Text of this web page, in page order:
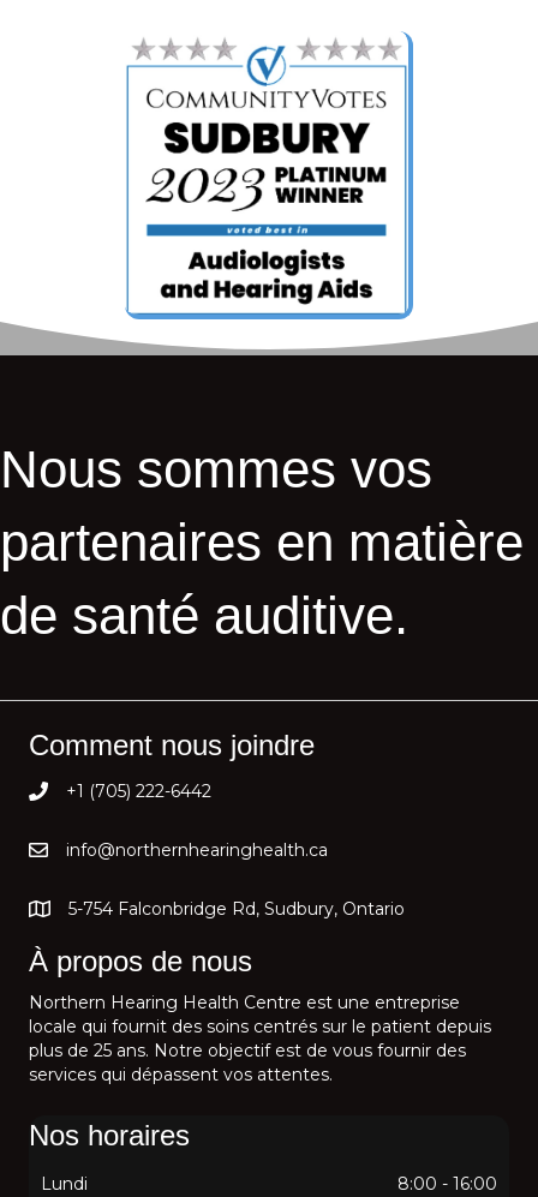
Nous sommes vos
partenaires en matière
de santé auditive.
Comment nous joindre
+1 (705) 222-6442
info@northernhearinghealth.ca
5-754 Falconbridge Rd, Sudbury, Ontario
À propos de nous
Northern Hearing Health Centre est une entreprise
locale qui fournit des soins centrés sur le patient depuis
plus de 25 ans. Notre objectif est de vous fournir des
services qui dépassent vos attentes.
Nos horaires
Lundi 8:00 - 16:00